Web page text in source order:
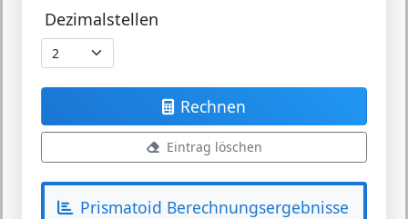
Dezimalstellen
Rechnen
Eintrag löschen
Prismatoid Berechnungsergebnisse